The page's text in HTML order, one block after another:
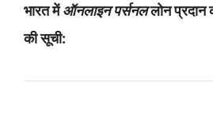
भारत में ऑनलाइन पर्सनललोनप्रदान
की सूची: